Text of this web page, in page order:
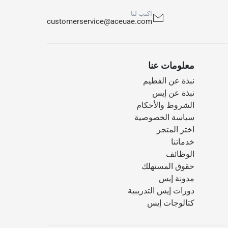
اكتب لنا
customerservice@aceuae.com
معلومات عنا
نبذة عن الفطيم
نبذة عن إيس
الشروط والأحكام
سياسة الخصوصية
اختر المتجر
خدماتنا
الوظائف
حقوق المستهلك
مدونة إيس
دورات إيس التدريبية
كتالوجات إيس